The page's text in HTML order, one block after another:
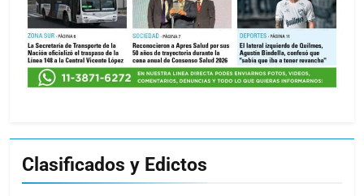
Clasificados y Edictos